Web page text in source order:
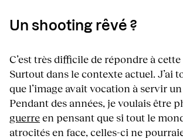
Un shooting rêvé ?
C’est très difficile de répondre à
Surtout dans le contexte actuel. J’ai
que l’image avait vocation à servir
Pendant des années, je voulais être
guerreen pensant que si tout le
atrocités en face, celles-ci ne